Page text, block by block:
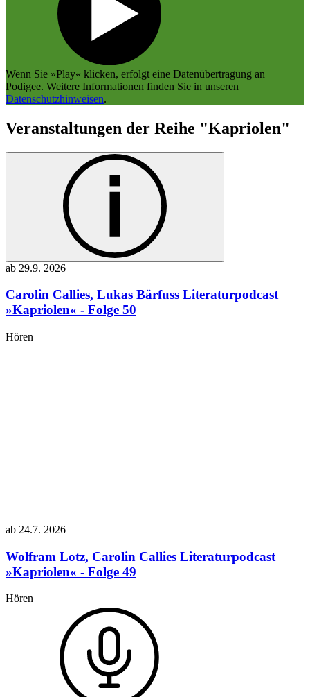
Wenn Sie »Play« klicken, erfolgt eine Datenübertragung an
Podigee. Weitere Informationen finden Sie in unseren
Datenschutzhinweisen.
Veranstaltungen der Reihe "Kapriolen"
ab 29.9. 2026
Carolin Callies, Lukas Bärfuss Literaturpodcast
»Kapriolen« - Folge 50
Hören
ab 24.7. 2026
Wolfram Lotz, Carolin Callies Literaturpodcast
»Kapriolen« - Folge 49
Hören